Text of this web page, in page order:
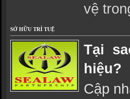
vệ
SỞ HỮU TRÍ TUỆ
Tại
hiệu?
Cập